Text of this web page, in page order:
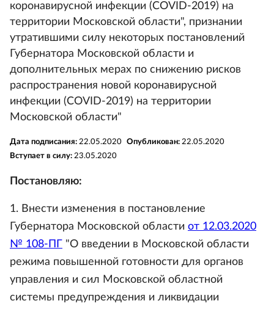
коронавирусной инфекции (COVID-2019) на
территории Московской области", признании
утратившими силу некоторых постановлений
Губернатора Московской области и
дополнительных мерах по снижению рисков
распространения новой коронавирусной
инфекции (COVID-2019) на территории
Московской области"
Дата подписания: 22.05.2020 Опубликован: 22.05.2020
Вступает в силу: 23.05.2020
Постановляю:
1. Внести изменения в постановление
Губернатора Московской области от 12.03.2020
№ 108-ПГ "О введении в Московской области
режима повышенной готовности для органов
управления и сил Московской областной
системы предупреждения и ликвидации